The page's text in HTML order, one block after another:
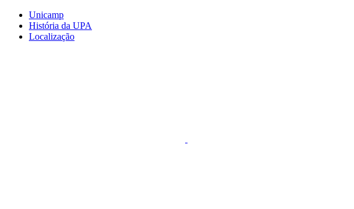
Conteúdo principal
Unicamp
História da UPA
Localização